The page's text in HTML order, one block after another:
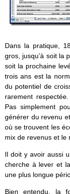
Dans la pratique,
gros, jusqu’à soit la
soit la prochaine
trois ans est la
du potentiel de
rarement
Pas simplement
générer du revenu
où se trouvent les
mix de revenus et le
Il doit y avoir aussi
cherche à lever et
une plus longue
Bien entendu, la